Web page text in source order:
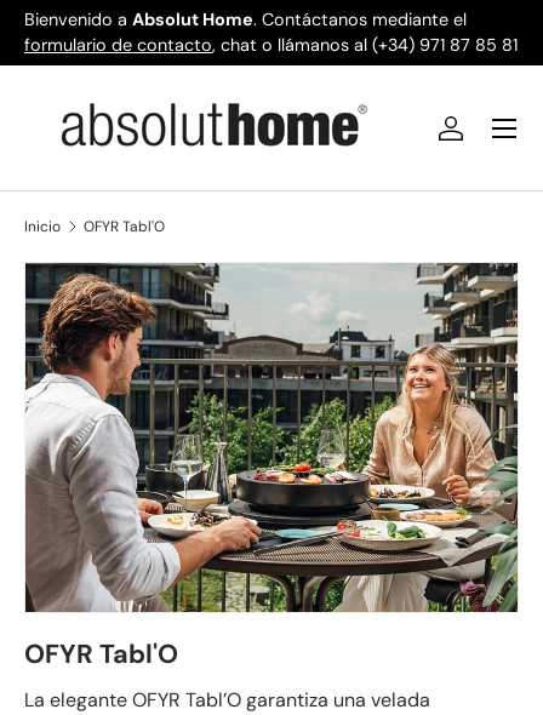
Ir al contenido
Bienvenido a Absolut Home. Contáctanos mediante el
formulario de contacto, chat o llámanos al (+34) 971 87 85 81
Iniciar
Menú
Inicio OFYR Tabl'O
OFYR Tabl'O
La elegante OFYR Tabl’O garantiza una velada